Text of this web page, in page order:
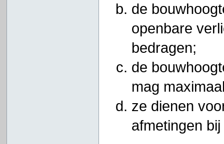
de
openbare
bedragen;
de
mag
ze dienen
afmetingen